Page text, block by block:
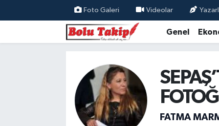
Foto Galeri Videolar
Genel
FATMA